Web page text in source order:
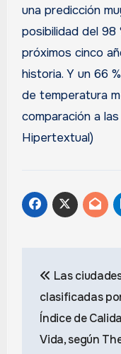
una predicción
posibilidad del 98
próximos cinco
historia. Y un 66
de temperatura
comparación a
Hipertextual)
de
entradas
Las
clasificadas
Índice de
Vida, según